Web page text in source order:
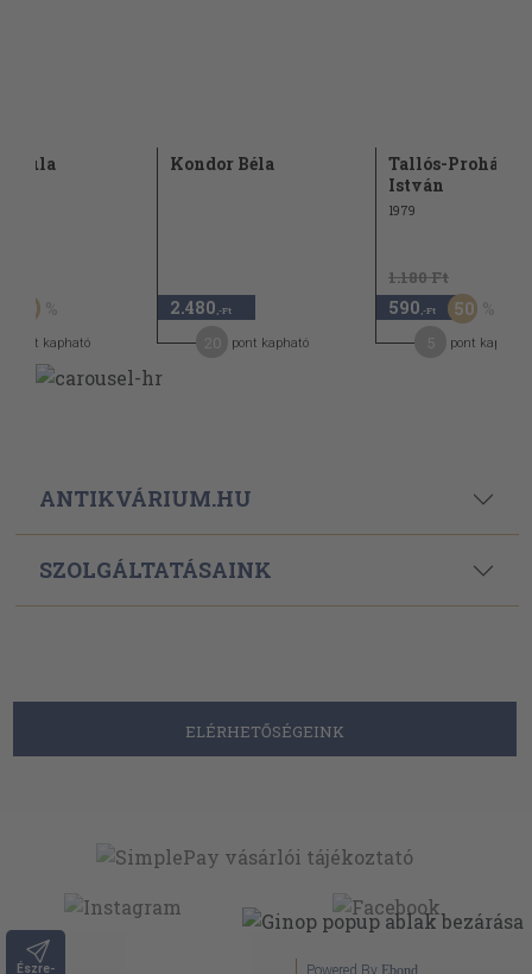
Észre-
Gyula
50
pont kapható
Kondor Béla
2.480 ,-Ft
pont kapható
Tallós-
István
1979
1.180 Ft
590 ,-Ft 50
pont kapható
ANTIKVÁRIUM.HU
SZOLGÁLTATÁSAINK
ELÉRHETŐSÉGEINK
Powered By Ebond